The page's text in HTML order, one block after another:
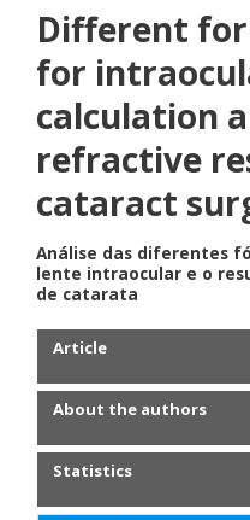
Different
for
calculation
refractive
cataract
Análise das diferentes
lente intraocular e o
de catarata
Article
About the authors
Statistics